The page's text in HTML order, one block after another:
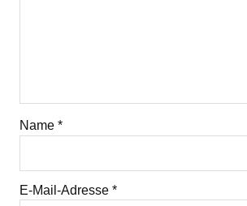
Name *
E-Mail-Adresse *